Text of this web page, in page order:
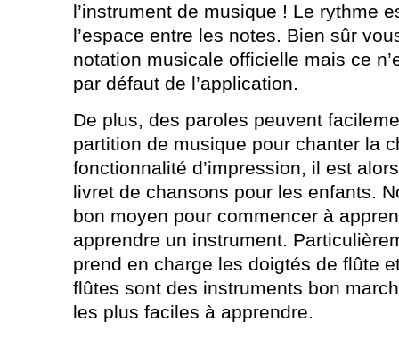
l’instrument de musique ! Le rythme
l’espace entre les notes. Bien sûr
notation musicale officielle mais ce
par défaut de l’application.
De plus, des paroles peuvent
partition de musique pour chanter la
fonctionnalité d’impression, il est
livret de chansons pour les enfants.
bon moyen pour commencer à
apprendre un instrument.
prend en charge les doigtés de flûte
flûtes sont des instruments bon
les plus faciles à apprendre.